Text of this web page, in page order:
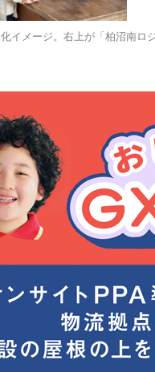
イメージ。右上が「柏沼南ロ